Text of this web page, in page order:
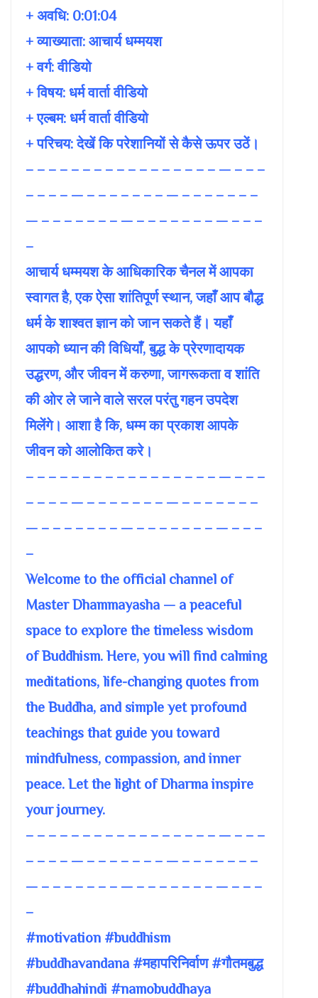
+ अवधि: 0:01:04
+ व्याख्याता: आचार्य धम्मयश
+ वर्ग: वीडियो
+ विषय: धर्म वार्ता वीडियो
+ एल्बम: धर्म वार्ता वीडियो
+ परिचय: देखें कि परेशानियों से कैसे ऊपर उठें।
– – – – – – – – – – – – – – – – – — – – –
– – – – — – – – – – – – — – – – – – – –
— – – – – – – – — – – – – – – – — – – –
–
आचार्य धम्मयश के आधिकारिक चैनल में आपका
स्वागत है, एक ऐसा शांतिपूर्ण स्थान, जहाँ आप बौद्ध
धर्म के शाश्वत ज्ञान को जान सकते हैं। यहाँ
आपको ध्यान की विधियाँ, बुद्ध के प्रेरणादायक
उद्धरण, और जीवन में करुणा, जागरूकता व शांति
की ओर ले जाने वाले सरल परंतु गहन उपदेश
मिलेंगे। आशा है कि, धम्म का प्रकाश आपके
जीवन को आलोकित करे।
– – – – – – – – – – – – – – – – – — – – –
– – – – — – – – – – – – — – – – – – – –
— – – – – – – – — – – – – – – – — – – –
–
Welcome to the official channel of
Master Dhammayasha — a peaceful
space to explore the timeless wisdom
of Buddhism. Here, you will find calming
meditations, life-changing quotes from
the Buddha, and simple yet profound
teachings that guide you toward
mindfulness, compassion, and inner
peace. Let the light of Dharma inspire
your journey.
– – – – – – – – – – – – – – – – – — – – –
– – – – — – – – – – – – — – – – – – – –
— – – – – – – – — – – – – – – – — – – –
–
#motivation #buddhism
#buddhavandana #महापरिनिर्वाण #गौतमबुद्ध
#buddhahindi #namobuddhaya